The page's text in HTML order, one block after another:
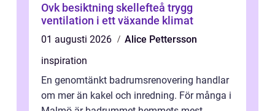
Ovk besiktning skellefteå trygg
ventilation i ett växande klimat
01 augusti 2026
Alice Pettersson
inspiration
En genomtänkt badrumsrenovering handlar
om mer än kakel och inredning. För många i